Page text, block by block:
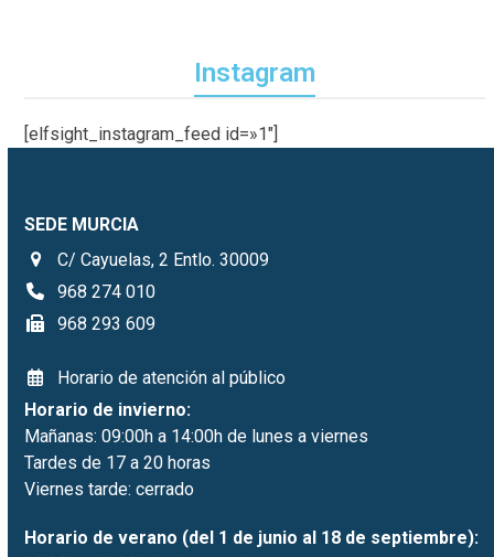
Instagram
[elfsight_instagram_feed id=»1″]
SEDE MURCIA
C/ Cayuelas, 2 Entlo. 30009
968 274 010
968 293 609
Horario de atención al público
Horario de invierno:
Mañanas: 09:00h a 14:00h de lunes a viernes
Tardes de 17 a 20 horas
Viernes tarde: cerrado
Horario de verano (del 1 de junio al 18 de septiembre):